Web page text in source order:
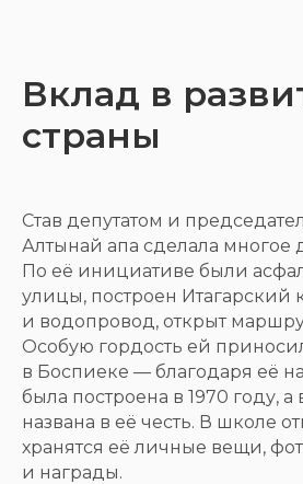
Вклад в
страны
Став депутатом и
Алтынай апа сделала многое
По её инициативе были
улицы, построен Итагарский
и водопровод, открыт
Особую гордость ей
в Боспиеке — благодаря её
была построена в 1970 году,
названа в её честь. В школе
хранятся её личные вещи,
и награды.